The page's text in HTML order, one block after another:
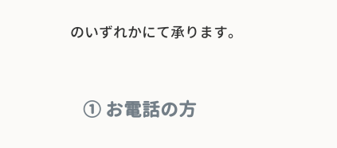
のいずれかにて承ります。
① お電話の方